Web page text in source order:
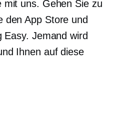
mit uns. Gehen Sie zu
den App Store und
Easy. Jemand wird
Ihnen auf diese